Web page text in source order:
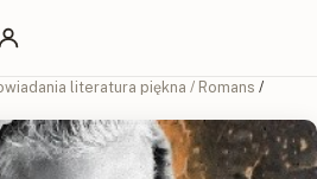
literatura piękna / Romans /